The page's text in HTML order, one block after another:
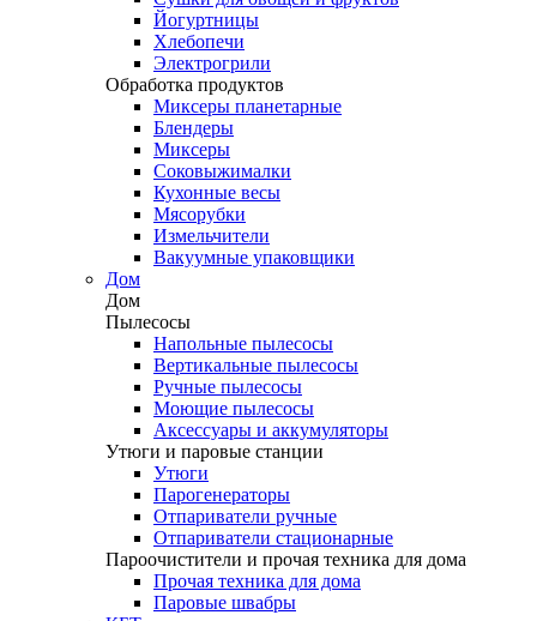
Йогуртницы
Хлебопечи
Электрогрили
Обработка продуктов
Миксеры планетарные
Блендеры
Миксеры
Соковыжималки
Кухонные весы
Мясорубки
Измельчители
Вакуумные упаковщики
Дом
Дом
Пылесосы
Напольные пылесосы
Вертикальные пылесосы
Ручные пылесосы
Моющие пылесосы
Аксессуары и аккумуляторы
Утюги и паровые станции
Утюги
Парогенераторы
Отпариватели ручные
Отпариватели стационарные
Пароочистители и прочая техника для дома
Прочая техника для дома
Паровые швабры